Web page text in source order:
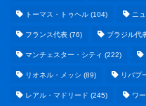
トーマス・トゥヘル (104) ニ
フランス代表 (76) ブラジル代
マンチェスター・シティ (222)
リオネル・メッシ (89) リバプ
レアル・マドリード (245) ワ
ビ